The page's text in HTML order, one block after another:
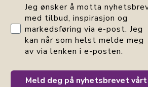
GDPR consent
Jeg ønsker å motta
med tilbud, inspirasjon og
markedsføring via e-post. Jeg
kan når som helst melde meg
av via lenken i e-posten.
Meld deg på nyhetsbrevet vårt